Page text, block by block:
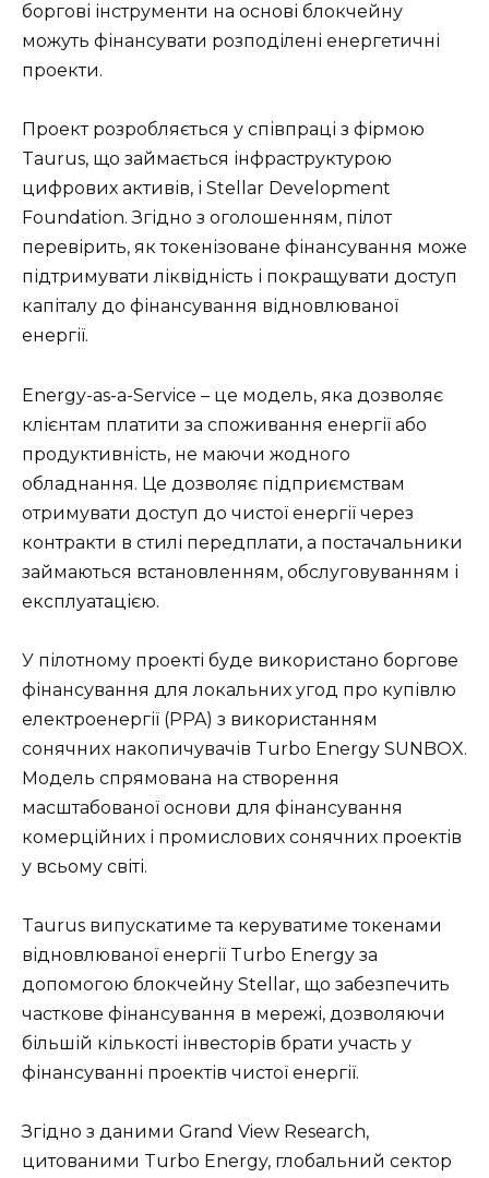
боргові інструменти на основі блокчейну
можуть фінансувати розподілені енергетичні
проекти.
Проект розробляється у співпраці з фірмою
Taurus, що займається інфраструктурою
цифрових активів, і Stellar Development
Foundation. Згідно з оголошенням, пілот
перевірить, як токенізоване фінансування може
підтримувати ліквідність і покращувати доступ
капіталу до фінансування відновлюваної
енергії.
Energy-as-a-Service – це модель, яка дозволяє
клієнтам платити за споживання енергії або
продуктивність, не маючи жодного
обладнання. Це дозволяє підприємствам
отримувати доступ до чистої енергії через
контракти в стилі передплати, а постачальники
займаються встановленням, обслуговуванням і
експлуатацією.
У пілотному проекті буде використано боргове
фінансування для локальних угод про купівлю
електроенергії (PPA) з використанням
сонячних накопичувачів Turbo Energy SUNBOX.
Модель спрямована на створення
масштабованої основи для фінансування
комерційних і промислових сонячних проектів
у всьому світі.
Taurus випускатиме та керуватиме токенами
відновлюваної енергії Turbo Energy за
допомогою блокчейну Stellar, що забезпечить
часткове фінансування в мережі, дозволяючи
більшій кількості інвесторів брати участь у
фінансуванні проектів чистої енергії.
Згідно з даними Grand View Research,
цитованими Turbo Energy, глобальний сектор